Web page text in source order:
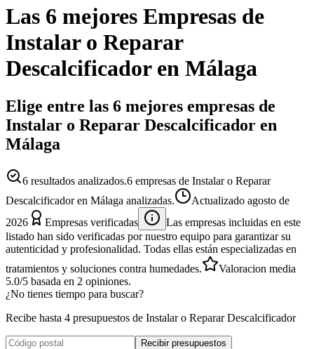
Las 6 mejores Empresas de
Instalar o Reparar
Descalcificadoren Málaga
Elige entre las 6 mejores empresas de
Instalar o Reparar Descalcificador en
Málaga
6 resultados analizados.6 empresas de Instalar o Reparar
Descalcificador en Málaga analizadas.
Actualizado agosto de
2026
Empresas verificadas
Las empresas incluidas en este
listado han sido verificadas por nuestro equipo para garantizar su
autenticidad y profesionalidad. Todas ellas están especializadas en
tratamientos y soluciones contra humedades.
Valoracion media
5.0/5 basada en 2 opiniones.
¿No tienes tiempo para buscar?
Recibe hasta 4 presupuestos de Instalar o Reparar Descalcificador
Recibir presupuestos